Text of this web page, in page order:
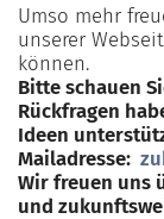
Umso mehr
unserer
können.
Bitte schauen
Rückfragen
Ideen
Mailadresse:
Wir freuen uns
und